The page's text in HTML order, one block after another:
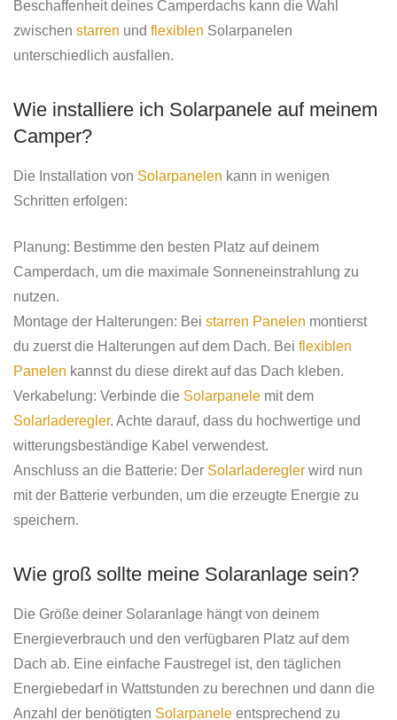
Beschaffenheit deines Camperdachs kann die Wahl
zwischen starren und flexiblen Solarpanelen
unterschiedlich ausfallen.
Wie installiere ich Solarpanele auf meinem
Camper?
Die Installation von Solarpanelen kann in wenigen
Schritten erfolgen:
Planung: Bestimme den besten Platz auf deinem
Camperdach, um die maximale Sonneneinstrahlung zu
nutzen.
Montage der Halterungen: Bei starren Panelen montierst
du zuerst die Halterungen auf dem Dach. Bei flexiblen
Panelen kannst du diese direkt auf das Dach kleben.
Verkabelung: Verbinde die Solarpanele mit dem
Solarladeregler. Achte darauf, dass du hochwertige und
witterungsbeständige Kabel verwendest.
Anschluss an die Batterie: Der Solarladeregler wird nun
mit der Batterie verbunden, um die erzeugte Energie zu
speichern.
Wie groß sollte meine Solaranlage sein?
Die Größe deiner Solaranlage hängt von deinem
Energieverbrauch und den verfügbaren Platz auf dem
Dach ab. Eine einfache Faustregel ist, den täglichen
Energiebedarf in Wattstunden zu berechnen und dann die
Anzahl der benötigten Solarpanele entsprechend zu